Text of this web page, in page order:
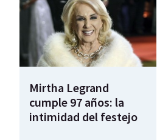
Mirtha Legrand
cumple 97 años: la
intimidad del festejo